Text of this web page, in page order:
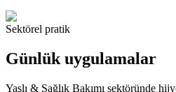
Sektörel pratik
Günlük uygulamalar
Yaşlı & Sağlık Bakımı sektöründe